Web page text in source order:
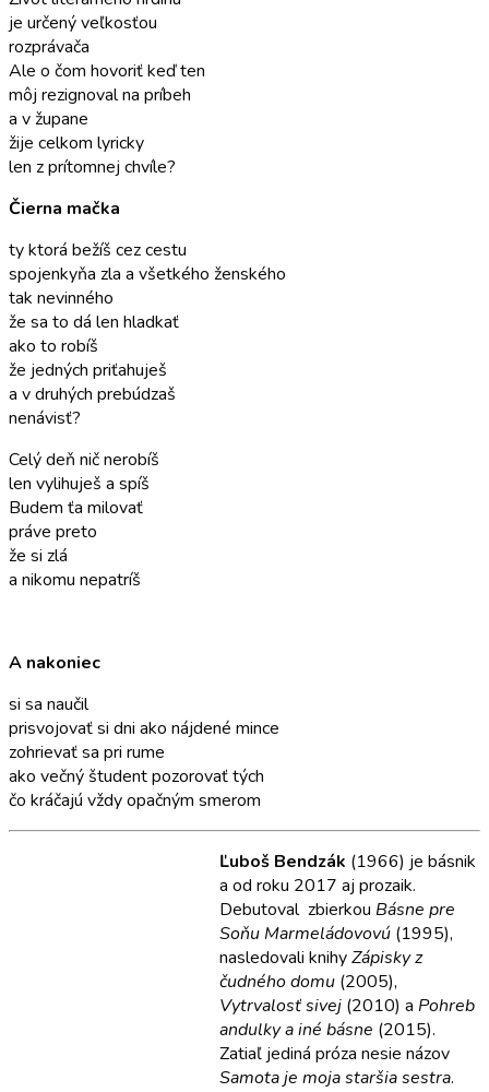
je určený veľkosťou
rozprávača
Ale o čom hovoriť keď ten
môj rezignoval na príbeh
a v župane
žije celkom lyricky
len z prítomnej chvíle?
Čierna mačka
ty ktorá bežíš cez cestu
spojenkyňa zla a všetkého ženského
tak nevinného
že sa to dá len hladkať
ako to robíš
že jedných priťahuješ
a v druhých prebúdzaš
nenávisť?
Celý deň nič nerobíš
len vylihuješ a spíš
Budem ťa milovať
práve preto
že si zlá
a nikomu nepatríš
A nakoniec
si sa naučil
prisvojovať si dni ako nájdené mince
zohrievať sa pri rume
ako večný študent pozorovať tých
čo kráčajú vždy opačným smerom
Ľuboš Bendzák (1966) je básnik
a od roku 2017 aj prozaik.
Debutoval zbierkou Básne pre
Soňu Marmeládovovú(1995),
nasledovali knihyZápisky z
čudného domu(2005),
Vytrvalosť sivej(2010) a Pohreb
andulky a iné básne (2015).
Zatiaľ jediná próza nesie názov
Samota je moja staršia sestra.